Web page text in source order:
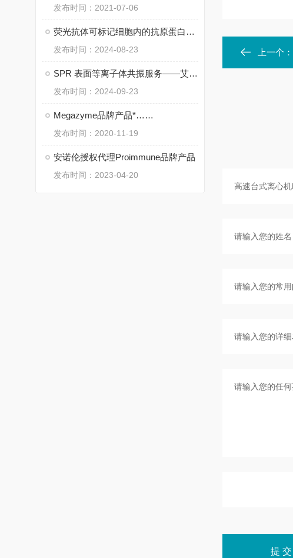
发布时间：2021-07-06
荧光抗体可标记细胞内的抗原蛋白——艾柏森
发布时间：2024-08-23
SPR 表面等离子体共振服务——艾柏森生物
发布时间：2024-09-23
Megazyme品牌产品*……
发布时间：2020-11-19
安诺伦授权代理Proimmune品牌产品
发布时间：2023-04-20
上一个：